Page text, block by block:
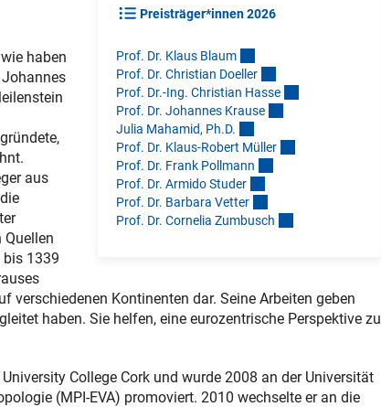
Preisträger*innen 2026
Prof. Dr. Klaus Blaum
Prof. Dr. Christian Doeller
Prof. Dr.-Ing. Christian Hasse
Prof. Dr. Johannes Krause
Julia Mahamid, Ph.D.
Prof. Dr. Klaus-Robert Müller
Prof. Dr. Frank Pollmann
Prof. Dr. Armido Studer
Prof. Dr. Barbara Vetter
Prof. Dr. Cornelia Zumbusch
haben
aus
bis 1339
Kontinenten dar. Seine Arbeiten geben
haben. Sie helfen, eine eurozentrische Perspektive zu
College Cork und wurde 2008 an der Universität
(MPI-EVA) promoviert. 2010 wechselte er an die